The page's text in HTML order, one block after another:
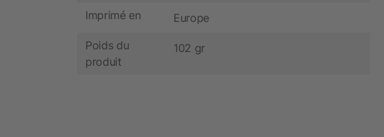
Imprimé en Europe
Poids du
produit
102 gr